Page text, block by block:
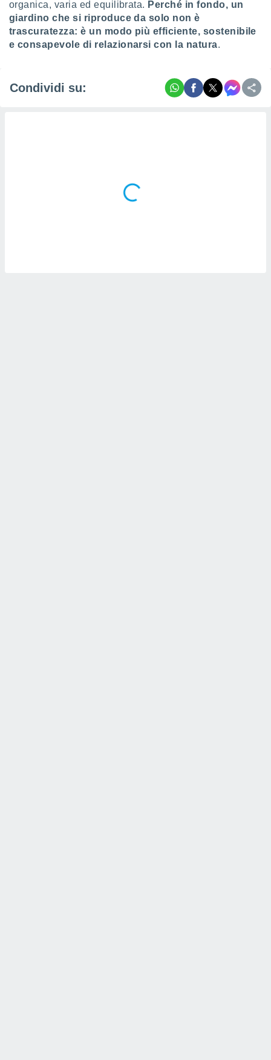
organica, varia ed equilibrata. Perché in fondo, un
giardino che si riproduce da solo non è
trascuratezza: è un modo più efficiente, sostenibile
e consapevole di relazionarsi con la natura.
Condividi su: